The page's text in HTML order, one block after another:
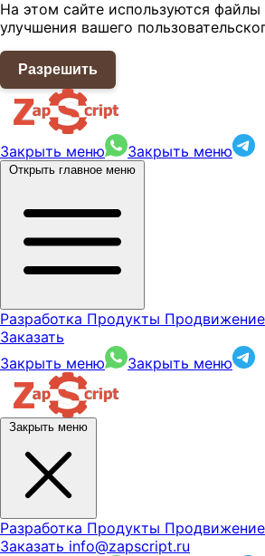
На этом сайте используются файлы
улучшения вашего
Разрешить
Закрыть меню Закрыть меню
Открыть главное меню
Разработка Продукты Продвижение
Заказать
Закрыть меню
Закрыть меню
Закрыть меню
Разработка Продукты Продвижение
Заказать info@zapscript.ru